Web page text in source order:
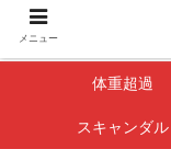
ボクサー・ボクシング界
体重超過
スキャンダル
メニュー